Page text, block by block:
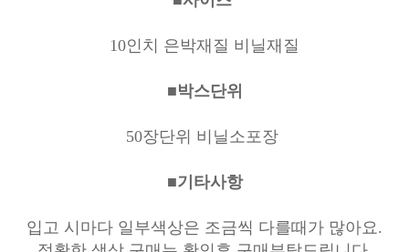
10인치 은박재질 비닐재질
■박스단위
50장단위 비닐소포장
■기타사항
입고 시마다 일부색상은 조금씩 다를때가 많아요.